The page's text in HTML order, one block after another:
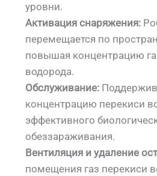
уровни.
Активация снаряжения:
перемещается по
повышая концентрацию
водорода.
Обслуживание:
концентрацию перекиси
эффективного
обеззараживания.
Вентиляция и удаление
помещения газ перекиси